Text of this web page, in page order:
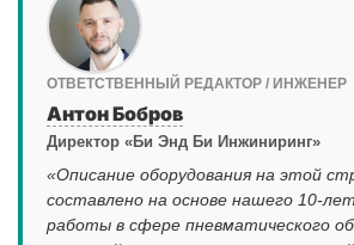
ОТВЕТСТВЕННЫЙ РЕДАКТОР / ИНЖЕНЕР
Антон Бобров
Директор «Би Энд Би Инжиниринг»
«Описание оборудования на этой
составлено на основе нашего 10-
работы в сфере пневматического